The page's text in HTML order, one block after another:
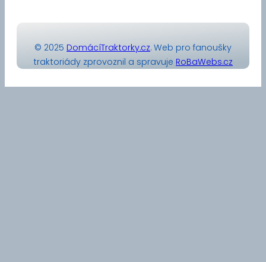
© 2025 DomácíTraktorky.cz. Web pro fanoušky
traktoriády zprovoznil a spravuje RoBaWebs.cz